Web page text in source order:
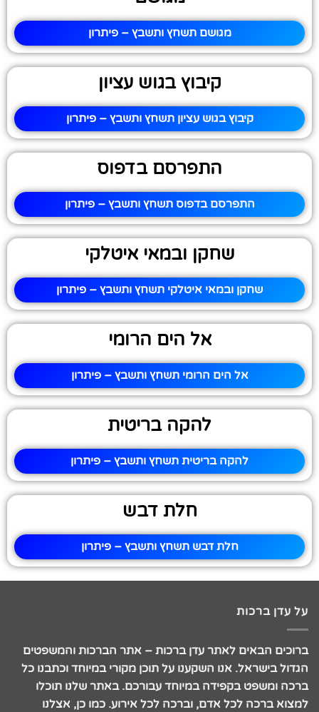
מגושם תשחץ ותשבץ – פיתרון
קיבוץ בגוש עציון
קיבוץ בגוש עציון תשחץ ותשבץ – פיתרון
התפרסם בדפוס
התפרסם בדפוס תשחץ ותשבץ – פיתרון
שחקן ובמאי איטלקי
שחקן ובמאי איטלקי תשחץ ותשבץ – פיתרון
אל הים הרומי
אל הים הרומי תשחץ ותשבץ – פיתרון
להקה בריטית
להקה בריטית תשחץ ותשבץ – פיתרון
חלת דבש
חלת דבש תשחץ ותשבץ – פיתרון
על עדן ברכות
ברוכים הבאים לאתר עדן ברכות – אתר הברכות והמשפטים
הגדול בישראל. אנו השקענו על תוכן מקורי במיוחד וכתבנו כל
ברכה ומשפט בקפידה במיוחד עבורכם. באתר שלנו תוכלו
למצוא ברכה לכל אדם, וברכה לכל אירוע. כמו כן, אצלנו